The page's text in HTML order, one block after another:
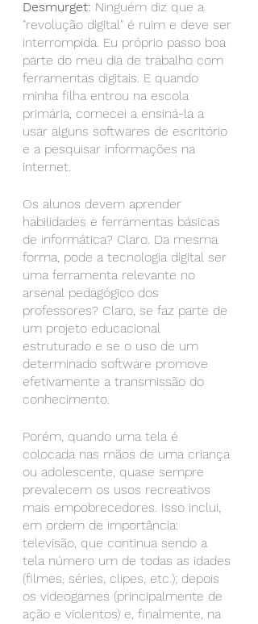
Desmurget: Ninguém diz que a
"revolução digital" é ruim e deve ser
interrompida. Eu próprio passo boa
parte do meu dia de trabalho com
ferramentas digitais. E quando
minha filha entrou na escola
primária, comecei a ensiná-la a
usar alguns softwares de escritório
e a pesquisar informações na
internet.
Os alunos devem aprender
habilidades e ferramentas básicas
de informática? Claro. Da mesma
forma, pode a tecnologia digital ser
uma ferramenta relevante no
arsenal pedagógico dos
professores? Claro, se faz parte de
um projeto educacional
estruturado e se o uso de um
determinado software promove
efetivamente a transmissão do
conhecimento.
Porém, quando uma tela é
colocada nas mãos de uma criança
ou adolescente, quase sempre
prevalecem os usos recreativos
mais empobrecedores. Isso inclui,
em ordem de importância:
televisão, que continua sendo a
tela número um de todas as idades
(filmes, séries, clipes, etc.); depois
os videogames (principalmente de
ação e violentos) e, finalmente, na